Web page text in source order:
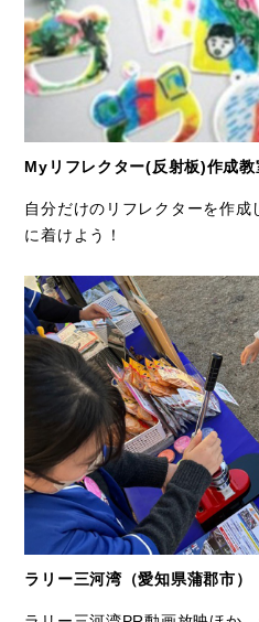
Myリフレクター(反射板)作成教
自分だけのリフレクターを作
に着けよう！
ラリー三河湾（愛知県蒲郡市）